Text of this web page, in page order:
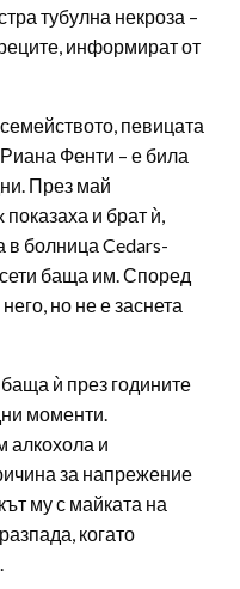
тубулна некроза –
информират от
певицата
Фенти – е била
През май
и брат ѝ,
в болница Cedars-
баща им. Според
но не е заснета
ѝ през годините
моменти.
алкохола и
за напрежение
му с майката на
когато